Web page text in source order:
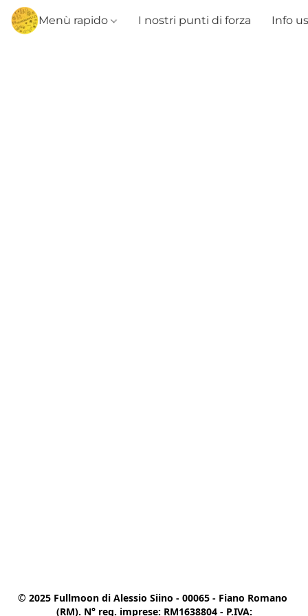
Menù rapido I nostri punti di forza Info
© 2025 Fullmoon di Alessio Siino - 00065 - Fiano Romano
(RM). N° reg. imprese: RM1638804 - P.IVA: